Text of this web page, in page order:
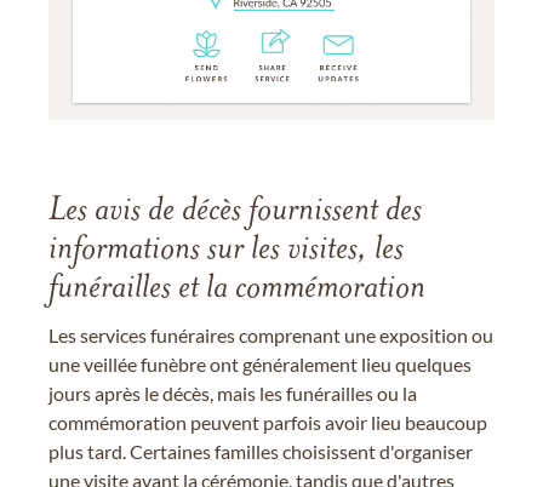
Les avis de décès fournissent des
informations sur les visites, les
funérailles et la commémoration
Les services funéraires comprenant une exposition ou
une veillée funèbre ont généralement lieu quelques
jours après le décès, mais les funérailles ou la
commémoration peuvent parfois avoir lieu beaucoup
plus tard. Certaines familles choisissent d'organiser
une visite avant la cérémonie, tandis que d'autres